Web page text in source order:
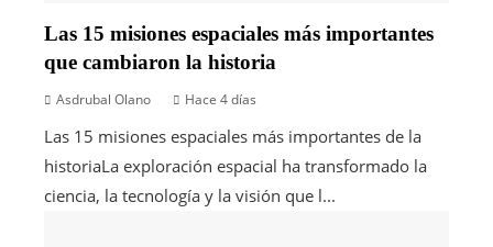
Las 15 misiones espaciales más importantes
que cambiaron la historia
Asdrubal Olano Hace 4 días
Las 15 misiones espaciales más importantes de la
historiaLa exploración espacial ha transformado la
ciencia, la tecnología y la visión que l...